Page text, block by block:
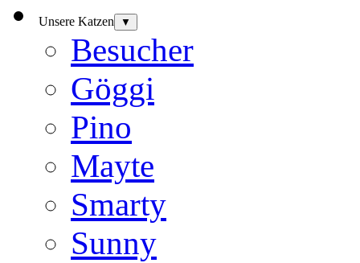
Unsere Katzen ▼
Besucher
Göggi
Pino
Mayte
Smarty
Sunny